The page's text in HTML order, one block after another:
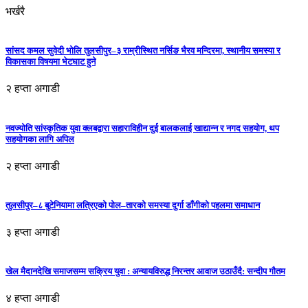
भर्खरै
सांसद कमल सुवेदी भोलि तुलसीपुर–३ राम्रीस्थित नर्सिङ भैरव मन्दिरमा, स्थानीय समस्या र
विकासका विषयमा भेटघाट हुने
२ हप्ता अगाडी
नवज्योति सांस्कृतिक युवा क्लबद्वारा सहाराविहीन दुई बालकलाई खाद्यान्न र नगद सहयोग, थप
सहयोगका लागि अपिल
२ हप्ता अगाडी
तुलसीपुर–८ बुटेनियामा लत्रिएको पोल–तारको समस्या दुर्गा डाँगीको पहलमा समाधान
३ हप्ता अगाडी
खेल मैदानदेखि समाजसम्म सक्रिय युवा : अन्यायविरुद्ध निरन्तर आवाज उठाउँदै: सन्दीप गौतम
४ हप्ता अगाडी